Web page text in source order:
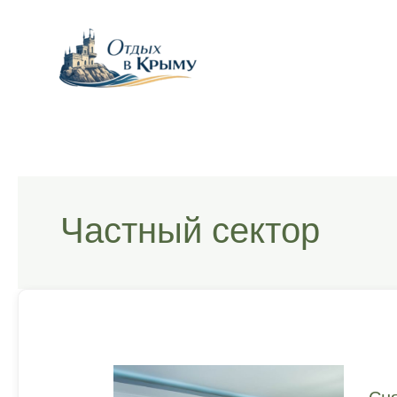
содержимому
Частный сектор